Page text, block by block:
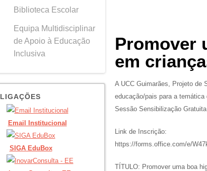
Biblioteca Escolar
Equipa Multidisciplinar
de Apoio à Educação
Inclusiva
LIGAÇÕES
Email Institucional
SIGA EduBox
Promover
em
A UCC Guimarães, Projeto de
educação/pais para a
Sessão Sensibilização
Link de Inscrição:
https://forms.office.com/e/
TÍTULO: Promover uma boa